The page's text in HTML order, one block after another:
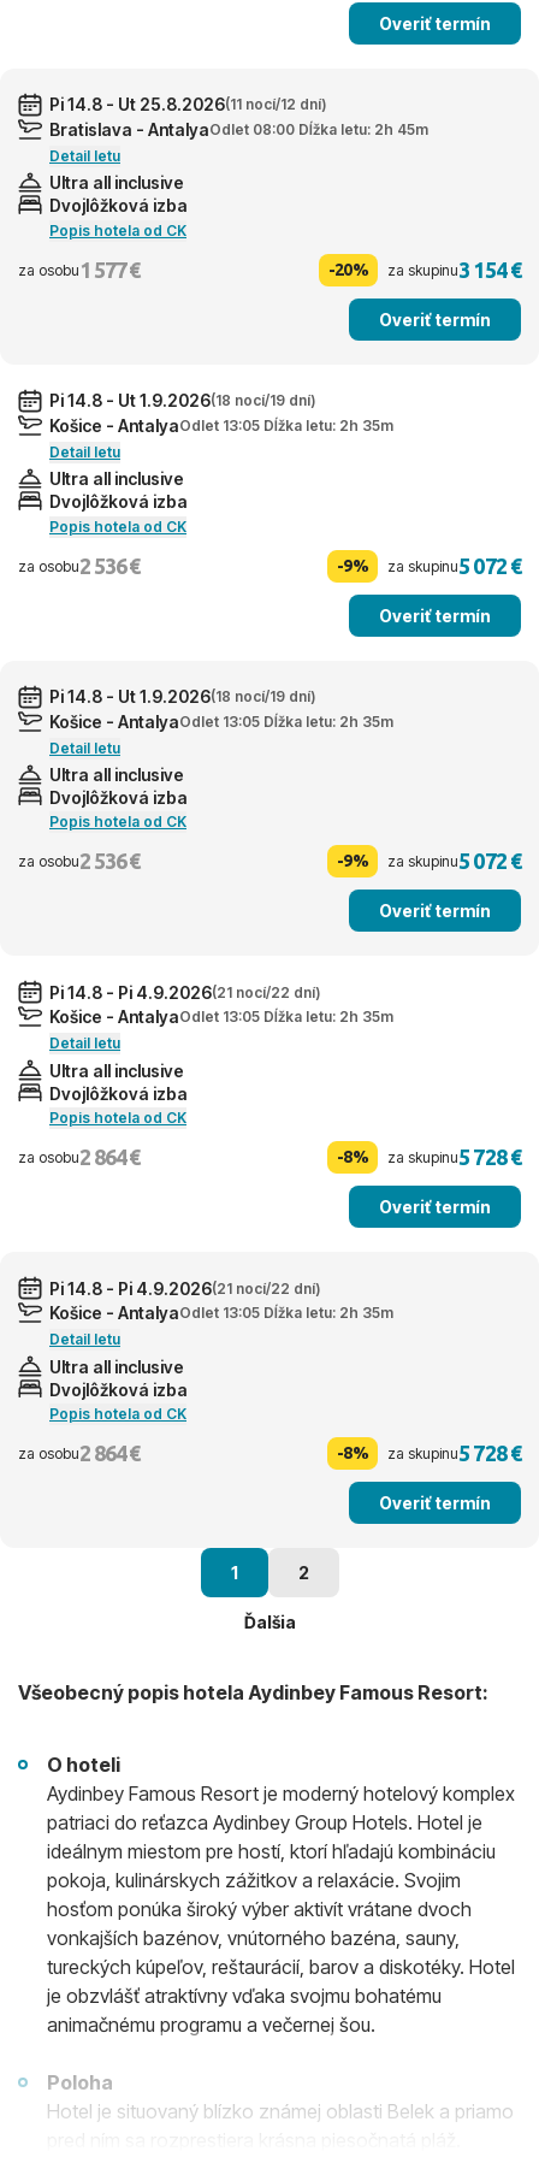
Overiť termín
Pi 14.8 - Ut 25.8.2026(11 nocí/12 dní)
Bratislava - AntalyaOdlet 08:00 Dĺžka letu: 2h 45m
Detail letu
Ultra all inclusive
Dvojlôžková izba
Popis hotela od CK
za osobu 1 577 € -20% za skupinu3 154 €
Overiť termín
Pi 14.8 - Ut 1.9.2026(18 nocí/19 dní)
Košice - AntalyaOdlet 13:05 Dĺžka letu: 2h 35m
Detail letu
Ultra all inclusive
Dvojlôžková izba
Popis hotela od CK
za osobu2 536 € -9% za skupinu5 072 €
Overiť termín
Pi 14.8 - Ut 1.9.2026(18 nocí/19 dní)
Košice - AntalyaOdlet 13:05 Dĺžka letu: 2h 35m
Detail letu
Ultra all inclusive
Dvojlôžková izba
Popis hotela od CK
za osobu2 536 € -9% za skupinu5 072 €
Overiť termín
Pi 14.8 - Pi 4.9.2026(21 nocí/22 dní)
Košice - AntalyaOdlet 13:05 Dĺžka letu: 2h 35m
Detail letu
Ultra all inclusive
Dvojlôžková izba
Popis hotela od CK
za osobu2 864 € -8% za skupinu5 728 €
Overiť termín
Pi 14.8 - Pi 4.9.2026(21 nocí/22 dní)
Košice - AntalyaOdlet 13:05 Dĺžka letu: 2h 35m
Detail letu
Ultra all inclusive
Dvojlôžková izba
Popis hotela od CK
za osobu2 864 € -8% za skupinu5 728 €
Overiť termín
1 2
Ďalšia
Všeobecný popis hotela Aydinbey Famous Resort:
O hoteli
Aydinbey Famous Resort je moderný hotelový komplex
patriaci do reťazca Aydinbey Group Hotels. Hotel je
ideálnym miestom pre hostí, ktorí hľadajú kombináciu
pokoja, kulinárskych zážitkov a relaxácie. Svojim
hosťom ponúka široký výber aktivít vrátane dvoch
vonkajších bazénov, vnútorného bazéna, sauny,
tureckých kúpeľov, reštaurácií, barov a diskotéky. Hotel
je obzvlášť atraktívny vďaka svojmu bohatému
animačnému programu a večernej šou.
Poloha
Hotel je situovaný blízko známej oblasti Belek a priamo